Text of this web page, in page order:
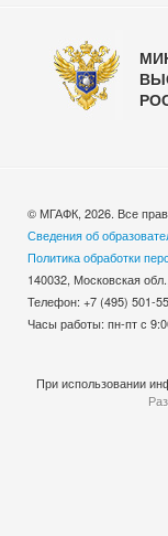
© МГАФК, 2026. Все
Сведения об
Политика обработки
140032, Московская
Телефон: +7 (495)
Часы работы: пн-пт с
При использовании